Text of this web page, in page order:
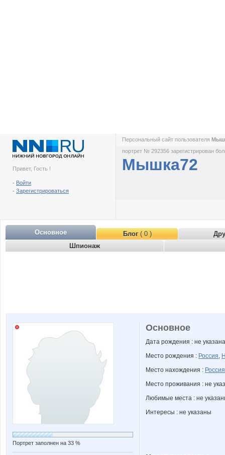
Привет, Гость !
- Войти
- Зарегистрироваться
Персональный сайт пользователя
портрет № 292356 зарегистрирован
Мышка72
Основное Блог( 0 )
Шпионаж
Портрет заполнен на 33 %
Основное
Дата рождения : не указана
Место рождения : Россия,
Место нахождения : Россия
Место проживания : не
Любимые места : не
Интересы : не указаны